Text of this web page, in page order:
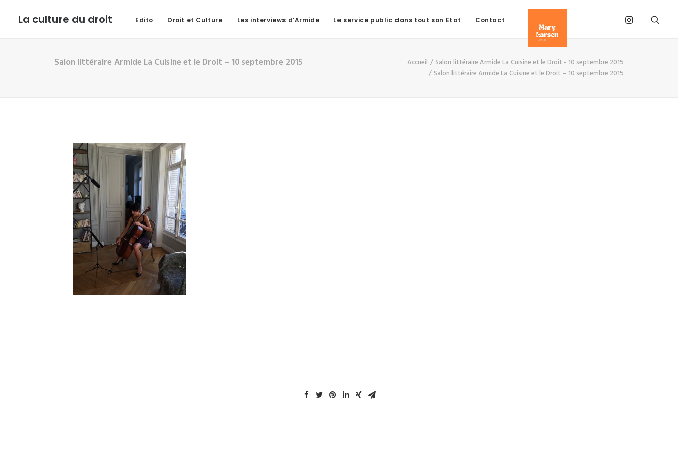
La culture du droit Edito Droit et Culture Les interviews d’Armide Le service public dans tout son Etat Contact
Salon littéraire Armide La Cuisine et le Droit – 10 septembre 2015 Accueil
Salon littéraire Armide La Cuisine et le Droit - 10 septembre 2015
Salon littéraire Armide La Cuisine et le Droit – 10 septembre 2015